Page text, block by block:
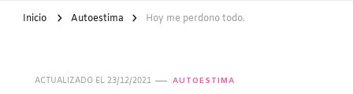
Inicio Autoestima Hoy me perdono todo.
ACTUALIZADO EL 23/12/2021 AUTOESTIMA